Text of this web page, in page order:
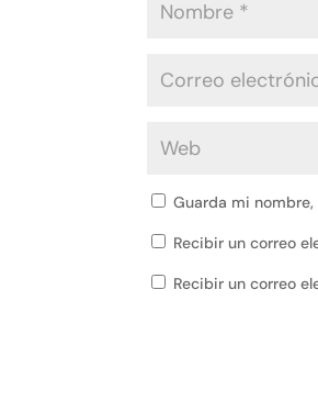
Guarda mi
Recibir un correo
Recibir un correo